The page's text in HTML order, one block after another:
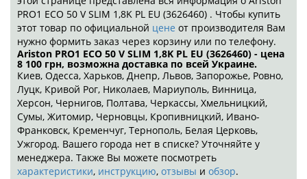
PRO1 ECO 50 V SLIM 1,8K PL EU (3626460) . Чтобы купить
этот товар по официальной цене от производителя Вам
нужно формить заказ через корзину или по телефону.
Ariston PRO1 ECO 50 V SLIM 1,8K PL EU (3626460) - цена
8 100 грн, возможна доставка по всей Украине.
Киев, Одесса, Харьков, Днепр, Львов, Запорожье, Ровно,
Луцк, Кривой Рог, Николаев, Мариуполь, Винница,
Херсон, Чернигов, Полтава, Черкассы, Хмельницкий,
Сумы, Житомир, Черновцы, Кропивницкий, Ивано-
Франковск, Кременчуг, Тернополь, Белая Церковь,
Ужгород. Вашего города нет в списке? Уточняйте у
менеджера. Также Вы можете посмотреть
характеристики, инструкцию, отзывы и обзор.